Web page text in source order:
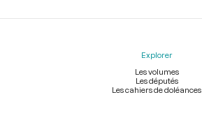
Explorer
Les volumes
Les députés
Les cahiers de doléances